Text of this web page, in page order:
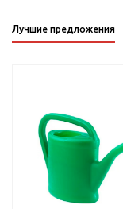
Лучшие предложения